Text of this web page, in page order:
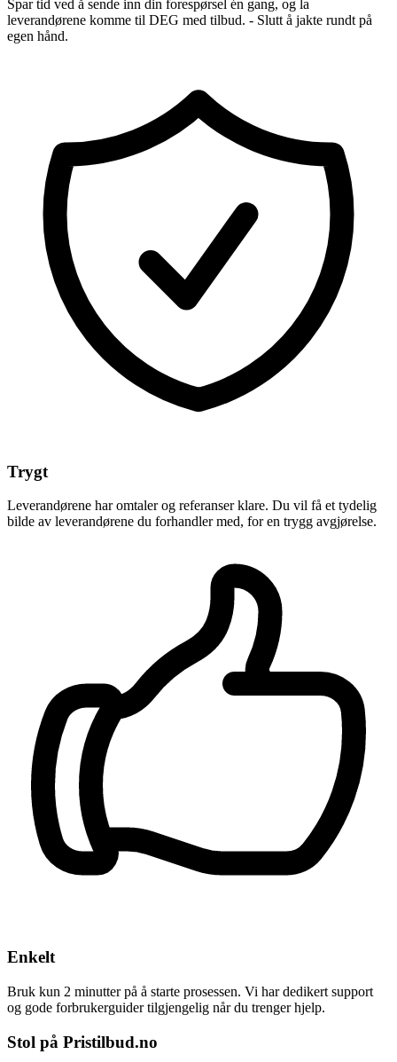
Spar tid ved å sende inn din forespørsel én gang, og la
leverandørene komme til DEG med tilbud. - Slutt å jakte rundt på
egen hånd.
Trygt
Leverandørene har omtaler og referanser klare. Du vil få et tydelig
bilde av leverandørene du forhandler med, for en trygg avgjørelse.
Enkelt
Bruk kun 2 minutter på å starte prosessen. Vi har dedikert support
og gode forbrukerguider tilgjengelig når du trenger hjelp.
Stol på Pristilbud.no